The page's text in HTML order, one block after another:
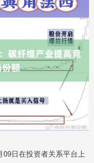
日在投资者关系平台上